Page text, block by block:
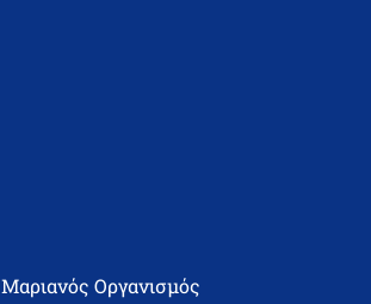
Μαριανός Οργανισμός